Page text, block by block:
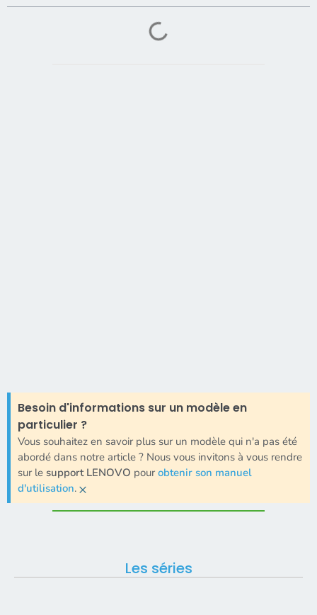
Besoin d'informations sur un modèle en
particulier ?
Vous souhaitez en savoir plus sur un modèle qui n'a pas été
abordé dans notre article ? Nous vous invitons à vous rendre
sur le support LENOVO pour obtenir son manuel
d'utilisation. ×
Les séries